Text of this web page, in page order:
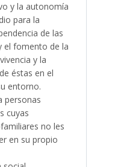
y la autonomía
para la
de las
el fomento de la
y la
éstas en el
entorno.
personas
cuyas
no les
en su propio